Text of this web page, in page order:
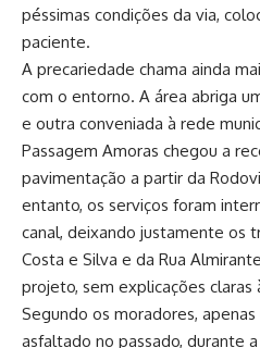
péssimas condições da via,
paciente.
A precariedade chama ainda
com o entorno. A área abriga
e outra conveniada à rede
Passagem Amoras chegou a
pavimentação a partir da
entanto, os serviços foram
canal, deixando justamente os
Costa e Silva e da Rua
projeto, sem explicações claras
Segundo os moradores,
asfaltado no passado, durante